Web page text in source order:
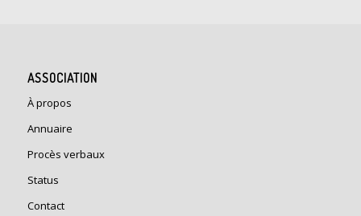
ASSOCIATION
À propos
Annuaire
Procès verbaux
Status
Contact